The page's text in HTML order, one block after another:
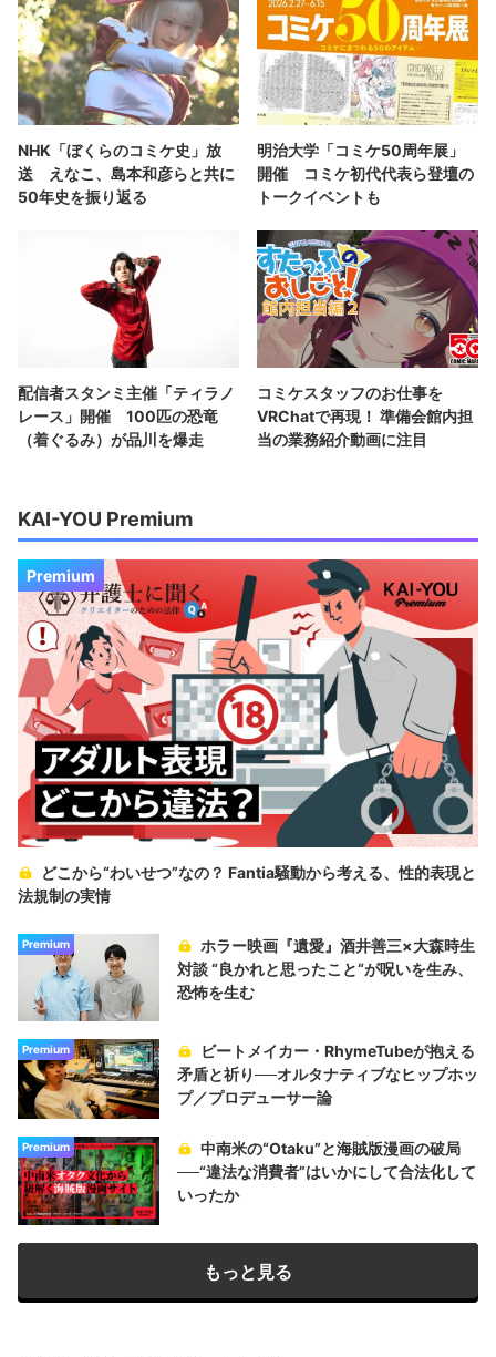
NHK「ぼくらのコミケ史」放
送 えなこ、島本和彦らと共に
50年史を振り返る
明治大学「コミケ50周年展」
開催 コミケ初代代表ら登壇の
トークイベントも
配信者スタンミ主催「ティラノ
レース」開催 100匹の恐竜
（着ぐるみ）が品川を爆走
コミケスタッフのお仕事を
VRChatで再現！ 準備会館内担
当の業務紹介動画に注目
KAI-YOU Premium
Premium
どこから“わいせつ”なの？ Fantia騒動から考える、性的表現と
法規制の実情
Premium
ホラー映画『遺愛』酒井善三×大森時生
対談 “良かれと思ったこと“が呪いを生み、
恐怖を生む
Premium
ビートメイカー・RhymeTubeが抱える
矛盾と祈り──オルタナティブなヒップホッ
プ／プロデューサー論
Premium
中南米の“Otaku”と海賊版漫画の破局
──“違法な消費者”はいかにして合法化して
いったか
もっと見る